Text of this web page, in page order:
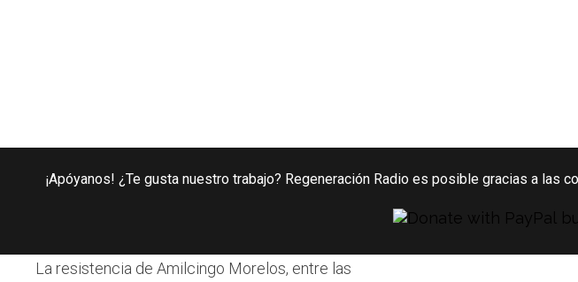
¡Apóyanos! ¿Te gusta nuestro trabajo? Regeneración Radio es posible gracias a las
La resistencia de Amilcingo Morelos, entre las